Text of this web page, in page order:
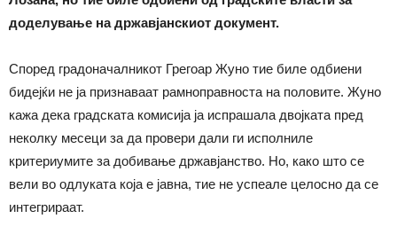
доделување на државјанскиот документ.
Според градоначалникот Грегоар Жуно тие биле одбиени
бидејќи не ја признаваат рамноправноста на половите. Жуно
кажа дека градската комисија ја испрашала двојката пред
неколку месеци за да провери дали ги исполниле
критериумите за добивање државјанство. Но, како што се
вели во одлуката која е јавна, тие не успеале целосно да се
интегрираат.